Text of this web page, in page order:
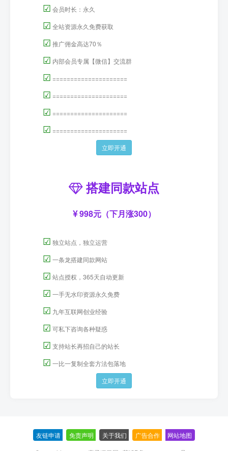
☑ 会员时长：永久
☑ 全站资源永久免费获取
☑ 推广佣金高达70％
☑ 内部会员专属【微信】交流群
☑ =====================
☑ =====================
☑ =====================
☑ =====================
立即开通
搭建同款站点
998元（下月涨300）
☑ 独立站点，独立运营
☑ 一条龙搭建同款网站
☑ 站点授权，365天自动更新
☑ 一手无水印资源永久免费
☑ 九年互联网创业经验
☑ 可私下咨询各种疑惑
☑ 支持站长再招自己的站长
☑ 一比一复制全套方法包落地
立即开通
友链申请 免责声明 关于我们 广告合作 网站地图